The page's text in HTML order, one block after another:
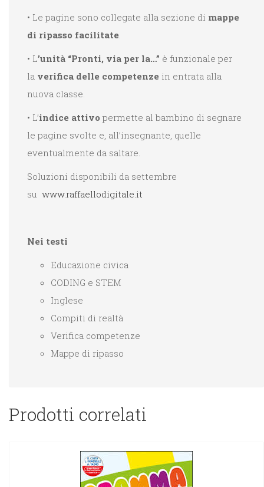
• Le pagine sono collegate alla sezione di mappe
di ripasso facilitate
• L’unità “Pronti, via per la…” è funzionale per
la verifica delle competenze in entrata alla
nuova classe.
• L’indice attivo permette al bambino di segnare
le pagine svolte e, all’insegnante, quelle
eventualmente da saltare.
Soluzioni disponibili da settembre
su www.raffaellodigitale.it
Nei testi
Educazione civica
CODING e STEM
Inglese
Compiti di realtà
Verifica competenze
Mappe di ripasso
Prodotti correlati